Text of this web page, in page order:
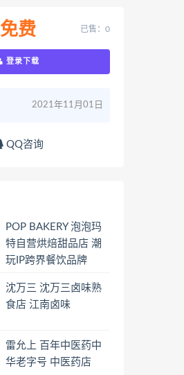
免费 已售：0
登录下载
2021年11月01日
QQ咨询
POP BAKERY 泡泡玛
特自营烘焙甜品店 潮
玩IP跨界餐饮品牌
沈万三 沈万三卤味熟
食店 江南卤味
雷允上 百年中医药中
华老字号 中医药店